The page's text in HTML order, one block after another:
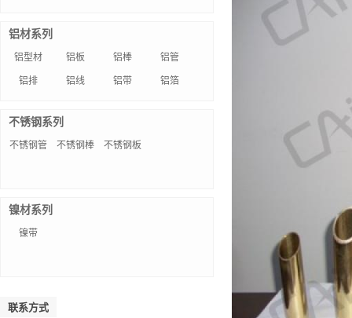
铝材系列
铝型材 铝板 铝棒
铝管
铝排
铝线 铝带 铝箔
不锈钢系列
不锈钢管 不锈钢棒 不锈钢板
镍材系列
镍带
联系方式